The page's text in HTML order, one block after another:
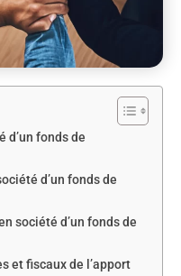
d’un fonds de
d’un fonds de
société d’un fonds de
et fiscaux de l’apport